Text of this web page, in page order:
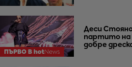
Деси
партито на
добре